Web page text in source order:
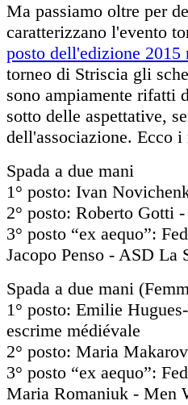
Ma passiamo oltre per
caratterizzano l'evento
posto dell'edizione 2015
torneo di Striscia gli
sono ampiamente rifatti
sotto delle aspettative,
dell'associazione. Ecco
Spada a due mani
1° posto: Ivan
2° posto: Roberto Gotti
3° posto “ex aequo”:
Jacopo Penso - ASD
Spada a due mani
1° posto: Emilie
escrime médiévale
2° posto: Maria
3° posto “ex aequo”:
Maria Romaniuk - Men